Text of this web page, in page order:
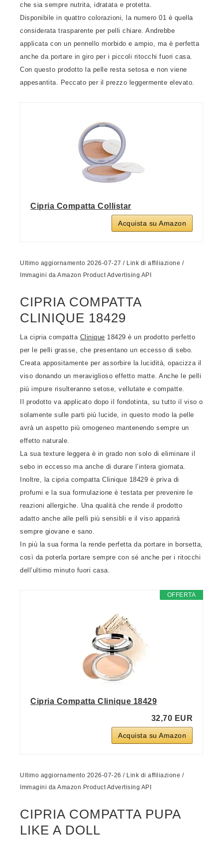
che sia sempre nutrita, idratata e protetta.
Disponibile in quattro colorazioni, la numero 01 è quella
considerata trasparente per pelli chiare. Andrebbe
applicata con un pennello morbido e ampio, ma è perfetta
anche da portare in giro per i piccoli ritocchi fuori casa.
Con questo prodotto la pelle resta setosa e non viene
appesantita. Peccato per il prezzo leggermente elevato.
Cipria Compatta Collistar
Acquista su Amazon
Ultimo aggiornamento 2026-07-27 / Link di affiliazione /
Immagini da Amazon Product Advertising API
CIPRIA COMPATTA
CLINIQUE 18429
La cipria compatta Clinique 18429 è un prodotto perfetto
per le pelli grasse, che presentano un eccesso di sebo.
Creata appositamente per assorbire la lucidità, opacizza il
viso donando un meraviglioso effetto matte. Anche le pelli
più impure risulteranno setose, vellutate e compatte.
Il prodotto va applicato dopo il fondotinta, su tutto il viso o
solamente sulle parti più lucide, in questo modo la pelle
avrà un aspetto più omogeneo mantenendo sempre un
effetto naturale.
La sua texture leggera è in grado non solo di eliminare il
sebo in eccesso ma anche di durare l’intera giornata.
Inoltre, la cipria compatta Clinique 18429 è priva di
profumi e la sua formulazione è testata per prevenire le
reazioni allergiche. Una qualità che rende il prodotto
adatto anche alle pelli più sensibli e il viso apparirà
sempre giovane e sano.
In più la sua forma la rende perfetta da portare in borsetta,
così da poterla portare sempre con sé anche per i ritocchi
dell’ultimo minuto fuori casa.
OFFERTA
Cipria Compatta Clinique 18429
32,70 EUR
Acquista su Amazon
Ultimo aggiornamento 2026-07-26 / Link di affiliazione /
Immagini da Amazon Product Advertising API
CIPRIA COMPATTA PUPA
LIKE A DOLL